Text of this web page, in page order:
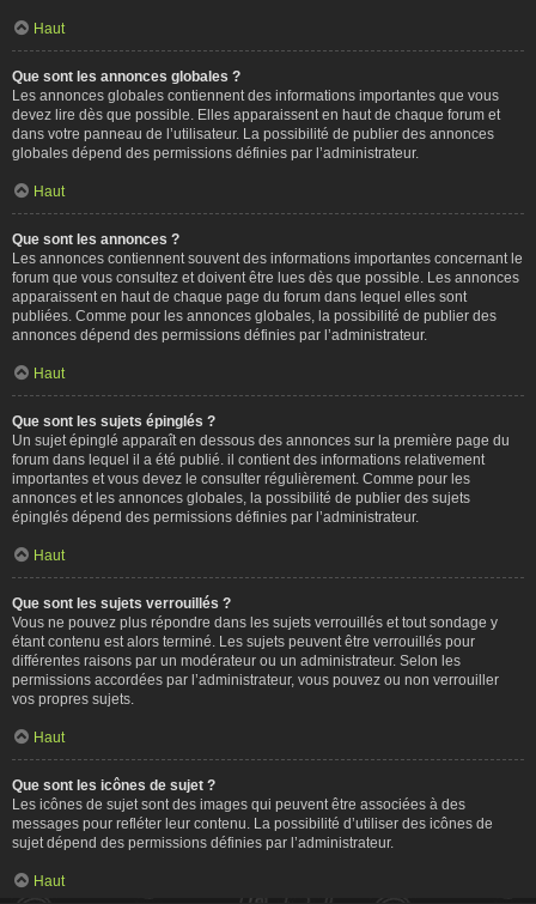
Haut
Que sont les annonces globales ?
Les annonces globales contiennent des informations importantes que vous
devez lire dès que possible. Elles apparaissent en haut de chaque forum et
dans votre panneau de l’utilisateur. La possibilité de publier des annonces
globales dépend des permissions définies par l’administrateur.
Haut
Que sont les annonces ?
Les annonces contiennent souvent des informations importantes concernant le
forum que vous consultez et doivent être lues dès que possible. Les annonces
apparaissent en haut de chaque page du forum dans lequel elles sont
publiées. Comme pour les annonces globales, la possibilité de publier des
annonces dépend des permissions définies par l’administrateur.
Haut
Que sont les sujets épinglés ?
Un sujet épinglé apparaît en dessous des annonces sur la première page du
forum dans lequel il a été publié. il contient des informations relativement
importantes et vous devez le consulter régulièrement. Comme pour les
annonces et les annonces globales, la possibilité de publier des sujets
épinglés dépend des permissions définies par l’administrateur.
Haut
Que sont les sujets verrouillés ?
Vous ne pouvez plus répondre dans les sujets verrouillés et tout sondage y
étant contenu est alors terminé. Les sujets peuvent être verrouillés pour
différentes raisons par un modérateur ou un administrateur. Selon les
permissions accordées par l’administrateur, vous pouvez ou non verrouiller
vos propres sujets.
Haut
Que sont les icônes de sujet ?
Les icônes de sujet sont des images qui peuvent être associées à des
messages pour refléter leur contenu. La possibilité d’utiliser des icônes de
sujet dépend des permissions définies par l’administrateur.
Haut